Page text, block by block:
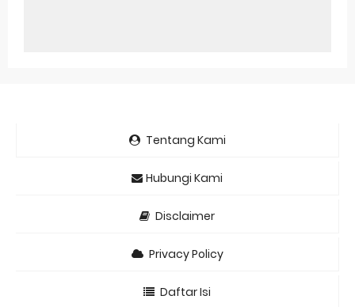
Tentang Kami
Hubungi Kami
Disclaimer
Privacy Policy
Daftar Isi